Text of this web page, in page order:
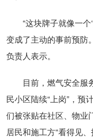
“这块牌子就像一个‘
变成了主动的事前预防
负责人表示。
目前，燃气安全服
民小区陆续“上岗”，预
们被张贴在社区、物业
居民和施工方“看得见、